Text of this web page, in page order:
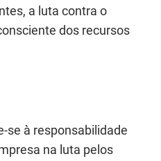
a luta contra o
dos recursos
se à responsabilidade
na luta pelos